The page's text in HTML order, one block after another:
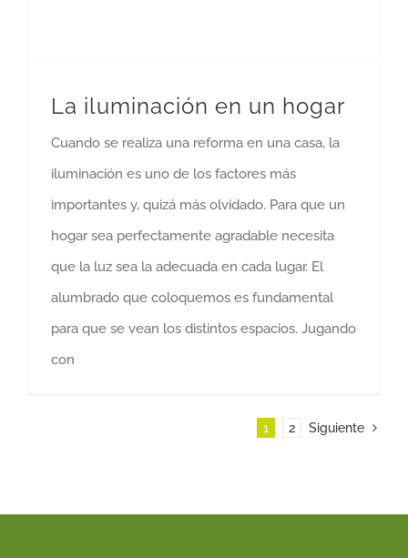
La iluminación en un hogar
Cuando se realiza una reforma en una casa, la
iluminación es uno de los factores más
importantes y, quizá más olvidado. Para que un
hogar sea perfectamente agradable necesita
que la luz sea la adecuada en cada lugar. El
alumbrado que coloquemos es fundamental
para que se vean los distintos espacios. Jugando
con
1 2 Siguiente